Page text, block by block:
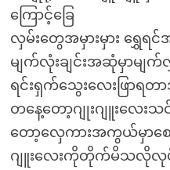
ကြောင့်ခြေ
လှမ်းတွေအမှားမှား ရွှေရ
မျက်လုံးချင်းအဆုံမှာမျ
ရင်းရှက်သွေးလေးဖြာရတ
တနေ့တော့ဂျုးဂျူးလေး
တော့လှေကားအကွယ်မှာစေ
ဂျူးလေးကိုတိုက်မိသလိုလုပ်